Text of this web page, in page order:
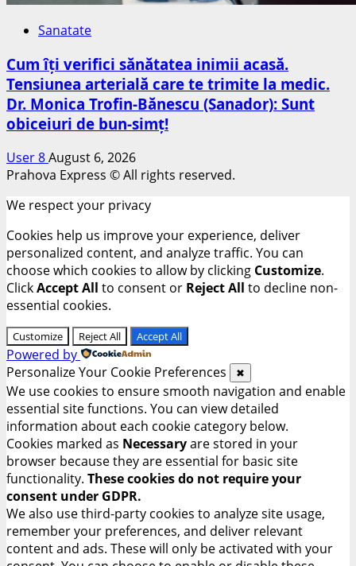
Sanatate
Cum îți verifici sănătatea inimii acasă.
Tensiunea arterială care te trimite la medic.
Dr. Monica Trofin-Bănescu (Sanador): Sunt
obiceiuri de bun-simț!
User 8August 6, 2026
Prahova Express © All rights reserved.
We respect your privacy
Cookies help us improve your experience, deliver
personalized content, and analyze traffic. You can
choose which cookies to allow by clicking Customize.
ClickAccept All to consent or Reject All to decline non-
essential cookies.
Customize Reject All Accept All
Powered by
Personalize Your Cookie Preferences
✖
We use cookies to ensure smooth navigation and enable
essential site functions. You can view detailed
information about each cookie category below.
Cookies marked as Necessaryare stored in your
browser because they are essential for basic site
functionality. These cookies do not require your
consent under GDPR.
We also use third-party cookies to analyze site usage,
remember your preferences, and deliver relevant
content and ads. These will only be activated with your